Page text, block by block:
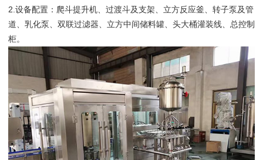
2.设备配置：爬斗提升机、过渡斗及支架、立方反应釜、转子泵及管
道、乳化泵、双联过滤器、立方中间储料罐、头大桶灌装线、总控制
柜。